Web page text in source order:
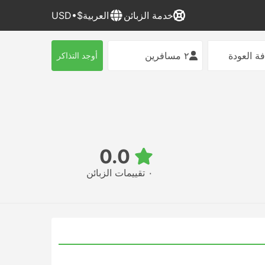
خدمة الزبائن العربية$•USD
العودة ٢ مسافرين أوجد التذاكر
٠ تقييمات الزبائن